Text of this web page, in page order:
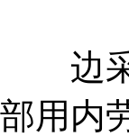
边采
部用内